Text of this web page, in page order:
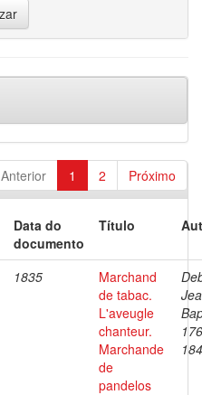
Anterior 1 2 Próximo
Data do
documento
Título
1835
Marchand
de tabac.
L'aveugle
chanteur.
Marchande
de
pandelos